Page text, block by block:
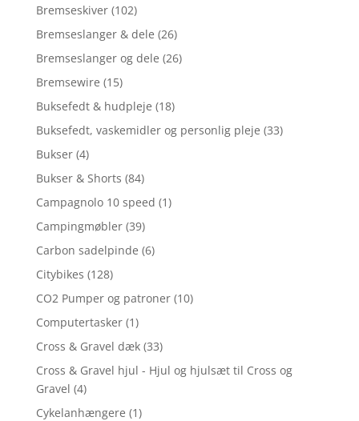
Bremseskiver (102)
Bremseslanger & dele (26)
Bremseslanger og dele (26)
Bremsewire (15)
Buksefedt & hudpleje (18)
Buksefedt, vaskemidler og personlig pleje (33)
Bukser (4)
Bukser & Shorts (84)
Campagnolo 10 speed (1)
Campingmøbler (39)
Carbon sadelpinde (6)
Citybikes (128)
CO2 Pumper og patroner (10)
Computertasker (1)
Cross & Gravel dæk (33)
Cross & Gravel hjul - Hjul og hjulsæt til Cross og
Gravel (4)
Cykelanhængere (1)